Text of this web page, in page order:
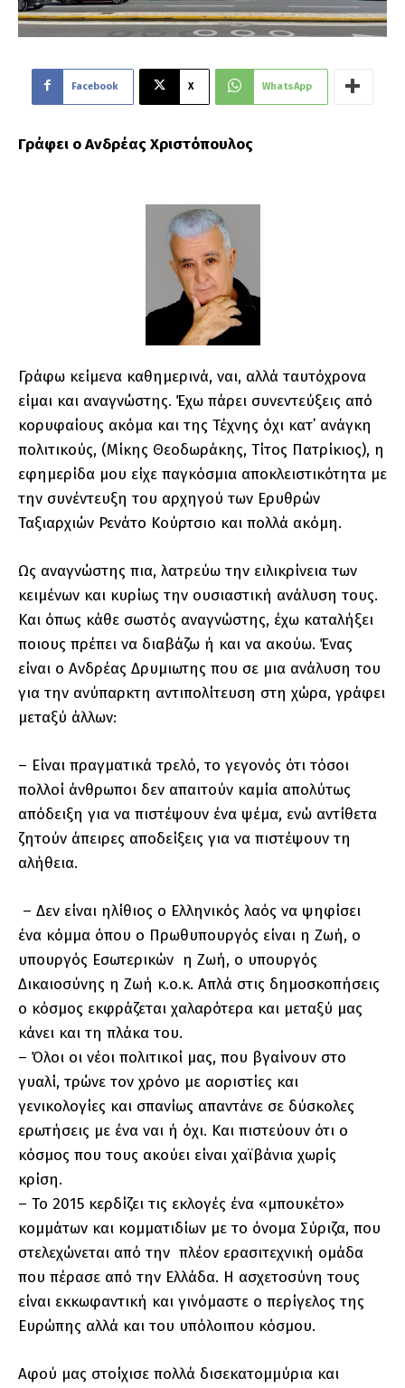
Facebook X WhatsApp
Γράφει ο Ανδρέας Χριστόπουλος
Γράφω κείμενα καθημερινά, ναι, αλλά ταυτόχρονα
είμαι και αναγνώστης. Έχω πάρει συνεντεύξεις από
κορυφαίους ακόμα και της Τέχνης όχι κατ΄ ανάγκη
πολιτικούς, (Μίκης Θεοδωράκης, Τίτος Πατρίκιος), η
εφημερίδα μου είχε παγκόσμια αποκλειστικότητα με
την συνέντευξη του αρχηγού των Ερυθρών
Ταξιαρχιών Ρενάτο Κούρτσιο και πολλά ακόμη.
Ως αναγνώστης πια, λατρεύω την ειλικρίνεια των
κειμένων και κυρίως την ουσιαστική ανάλυση τους.
Και όπως κάθε σωστός αναγνώστης, έχω καταλήξει
ποιους πρέπει να διαβάζω ή και να ακούω. Ένας
είναι ο Ανδρέας Δρυμιωτης που σε μια ανάλυση του
για την ανύπαρκτη αντιπολίτευση στη χώρα, γράφει
μεταξύ άλλων:
– Είναι πραγματικά τρελό, το γεγονός ότι τόσοι
πολλοί άνθρωποι δεν απαιτούν καμία απολύτως
απόδειξη για να πιστέψουν ένα ψέμα, ενώ αντίθετα
ζητούν άπειρες αποδείξεις για να πιστέψουν τη
αλήθεια.
– Δεν είναι ηλίθιος ο Ελληνικός λαός να ψηφίσει
ένα κόμμα όπου ο Πρωθυπουργός είναι η Ζωή, ο
υπουργός Εσωτερικών η Ζωή, ο υπουργός
Δικαιοσύνης η Ζωή κ.ο.κ. Απλά στις δημοσκοπήσεις
ο κόσμος εκφράζεται χαλαρότερα και μεταξύ μας
κάνει και τη πλάκα του.
– Όλοι οι νέοι πολιτικοί μας, που βγαίνουν στο
γυαλί, τρώνε τον χρόνο με αοριστίες και
γενικολογίες και σπανίως απαντάνε σε δύσκολες
ερωτήσεις με ένα ναι ή όχι. Και πιστεύουν ότι ο
κόσμος που τους ακούει είναι χαϊβάνια χωρίς
κρίση.
– Το 2015 κερδίζει τις εκλογές ένα «μπουκέτο»
κομμάτων και κομματιδίων με το όνομα Σύριζα, που
στελεχώνεται από την πλέον ερασιτεχνική ομάδα
που πέρασε από την Ελλάδα. Η ασχετοσύνη τους
είναι εκκωφαντική και γινόμαστε ο περίγελος της
Ευρώπης αλλά και του υπόλοιπου κόσμου.
Αφού μας στοίχισε πολλά δισεκατομμύρια και